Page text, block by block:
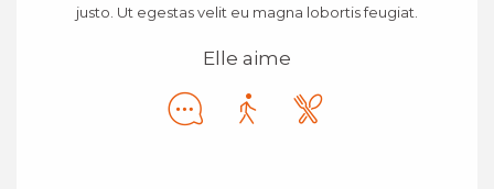
justo. Ut egestas velit eu magna lobortis feugiat.
Elle aime